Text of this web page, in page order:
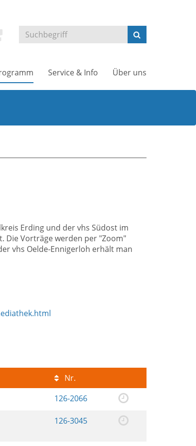
Service & Info Über uns
Erding und der vhs Südost im
Die Vorträge werden per "Zoom"
vhs Oelde-Ennigerloh erhält man
Nr.
126-2066
126-3045